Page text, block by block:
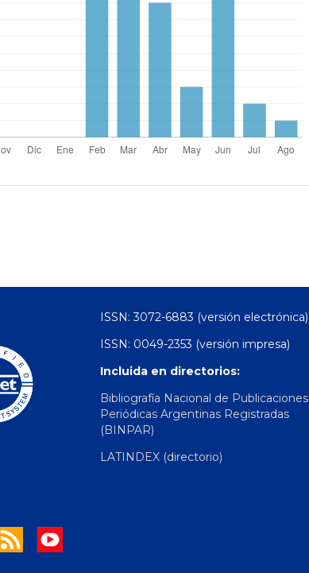
ISSN: 3072-6883 (versión electrónica)
ISSN: 0049-2353 (versión impresa)
Incluida en directorios:
Bibliografía Nacional de Publicaciones
Periódicas Argentinas Registradas
(BINPAR)
LATINDEX (directorio)